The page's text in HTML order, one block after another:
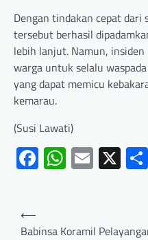
Dengan tindakan cepat dari
tersebut berhasil
lebih lanjut. Namun,
warga untuk selalu
yang dapat memicu
kemarau.
(Susi Lawati)
Facebook
WhatsApp
Email
X
⟵
Babinsa Koramil